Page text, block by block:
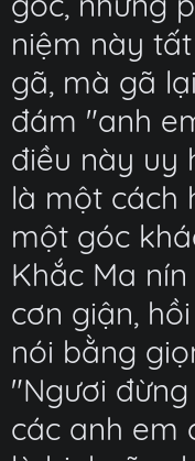
niệm này
gã, mà gã
đám "anh
điều này uy
là một cách
một góc
Khắc Ma
cơn giận,
nói bằng
"Ngươi
các anh em